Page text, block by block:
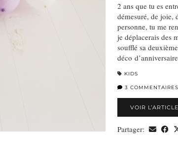
2 ans que tu es
démesuré, de joie,
personne, tu me
je déplacerais des
soufflé sa
déco
KIDS
3 COMMENTAIRES
VOIR L’ARTICLE
Partager: